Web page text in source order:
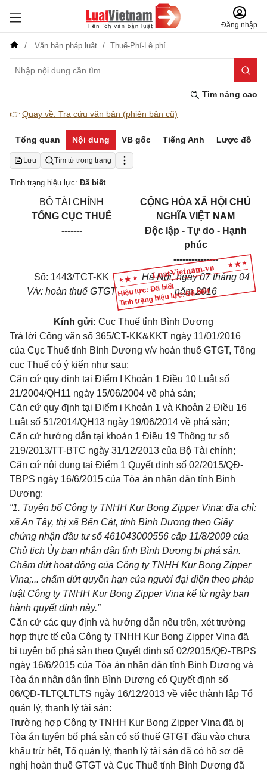
Đăng nhập
Văn bản pháp luật Thuế-Phí-Lệ phí
Tìm nâng cao
👉 Quay về: Tra cứu văn bản (phiên bản cũ)
Tổng quan Nội dung VB gốc Tiếng Anh Lược đồ
Lưu Tìm từ trong trang
Tình trạng hiệu lực: Đã biết
Hiệu lực: Đã biết
Tình trạng hiệu lực: Đã biết
BỘ TÀI CHÍNH
TỔNG CỤC THUẾ
-------
CỘNG HÒA XÃ HỘI CHỦ
NGHĨA VIỆT NAM
Độc lập - Tự do - Hạnh
phúc
---------------
Số: 1443/TCT-KK
V/v: hoàn thuế GTGT
Hà Nội, ngày07tháng 04
năm2016
Kính gửi: Cục Thuế tỉnh Bình Dương
Trả lời Công văn số 365/CT-KK&KKT ngày 11/01/2016
của Cục Thuế tỉnh Bình Dương v/v hoàn thuế GTGT, Tổng
cục Thuế có ý kiến như sau:
Căn cứ quy định tại Điểm I Khoản 1 Điều 10 Luật số
21/2004/QH11 ngày 15/06/2004 về phá sản;
Căn cứ quy định tại Điểm i Khoản 1 và Khoản 2 Điều 16
Luật số 51/2014/QH13 ngày 19/06/2014 về phá sản;
Căn cứ hướng dẫn tại khoản 1 Điều 19 Thông tư số
219/2013/TT-BTC ngày 31/12/2013 của Bộ Tài chính;
Căn cứ nội dung tại Điểm 1 Quyết định số 02/2015/QĐ-
TBPS ngày 16/6/2015 của Tòa án nhân dân tỉnh Bình
Dương:
“1. Tuyên bố Công ty TNHH Kur Bong Zipper Vina; địa chỉ:
xã An Tây, thị xã Bến Cát, tỉnh Bình Dương theo Giấy
chứng nhận đầu tưsố 461043000556 cấp 11/8/2009 của
Chủ tịch Ủy ban nhân dân tỉnh Bình Dương bị phá sản.
Chấm dứt hoạt động của Công ty TNHH Kur Bong Zipper
Vina;... chấm dứt quyền hạn của người đại diện theo pháp
luật Công ty TNHH Kur Bong Zipper Vina kểtừ ngày ban
hành quyết định này.”
Căn cứ các quy định và hướng dẫn nêu trên, xét trường
hợp thực tế của Công ty TNHH Kur Bong Zipper Vina đã
bị tuyên bố phá sản theo Quyết định số 02/2015/QĐ-TBPS
ngày 16/6/2015 của Tòa án nhân dân tỉnh Bình Dương và
Tòa án nhân dân tỉnh Bình Dương có Quyết định số
06/QĐ-TLTQLTLTS ngày 16/12/2013 về việc thành lập Tổ
quản lý, thanh lý tài sản:
Trường hợp Công ty TNHH Kur Bong Zipper Vina đã bị
Tòa án tuyên bố phá sản có số thuế GTGT đầu vào chưa
khấu trừ hết, Tổ quản lý, thanh lý tài sản đã có hồ sơ đề
nghị hoàn thuế GTGT và Cục Thuế tỉnh Bình Dương đã